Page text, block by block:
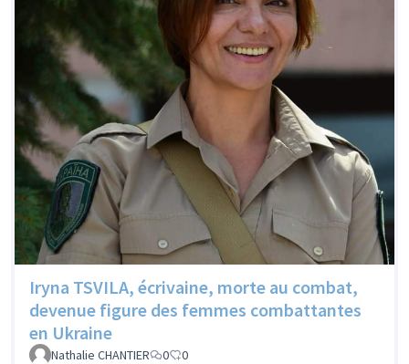
Iryna TSVILA, écrivaine, morte au combat,
devenue figure des femmes combattantes
en Ukraine
Nathalie CHANTIER 0 0